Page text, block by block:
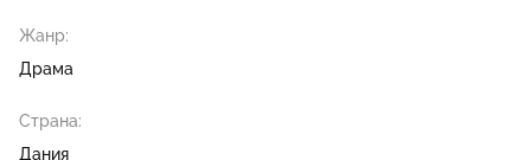
Жанр:
Драма
Страна:
Дания